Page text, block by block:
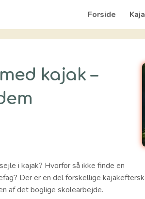
Forside
kajak –
i kajak? Hvorfor så ikke finde en
Der er en del forskellige
af det boglige skolearbejde.